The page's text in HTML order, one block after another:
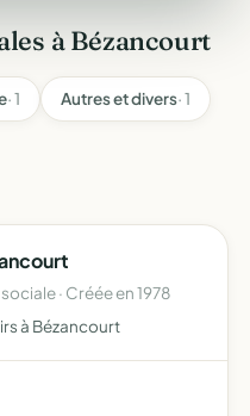
à Bézancourt
· 1 Autres et divers· 1
· Créée en 1978
à Bézancourt